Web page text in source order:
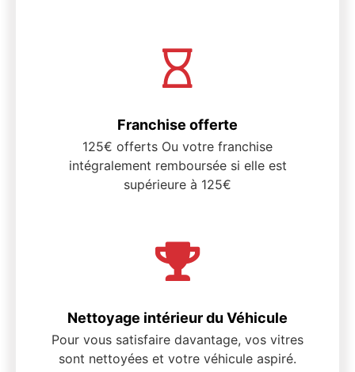
Franchise offerte
125€ offerts Ou votre franchise
intégralement remboursée si elle est
supérieure à 125€
Nettoyage intérieur du Véhicule
Pour vous satisfaire davantage, vos vitres
sont nettoyées et votre véhicule aspiré.